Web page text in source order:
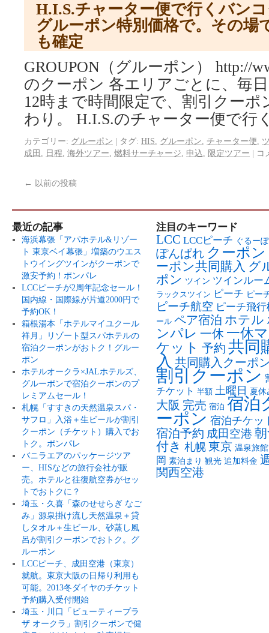
H.I.S.チャーター便で行くバン
グルーポン特別価格で。その場
も確定
GROUPON（グルーポン） http://
のクーポン 各エリアごとに、毎
12時まで時間限定で、割引クーポ
わり。 H.I.S.のチャーター便で
カテゴリー: グルーポン | タグ: HIS グルーポン チャーター便
成田
日程 海外ツアー 燃料サーチャージ 申込 限定ツアー | コ
← 以前の投稿
最近の記事
海浜幕張「アパホテル&リゾー
ト 東京ベイ幕張」増築のウエス
トウイングツインがクーポンで
激安予約！ポンパレ
LCCピーチが2周年記念セール！
国内線・国際線が片道2000円で
予約OK！
箱根湯本「ホテルマイユクール
祥月」リゾート型スパホテルの
宿泊クーポンがおトク！グルー
ポン
ホテルオークラ×JALホテルズ、
グルーポンで宿泊クーポンのプ
レミアムセール！
札幌「すすきの天然温泉スパ・
サフロ」入浴＋生ビールが割引
クーポン（チケット）購入でお
トク。ポンパレ
バニラエアのパッケージツア
ー、HISなどの旅行会社が販
売。ホテルと往復航空券がセッ
トでおトクに？
埼玉・久喜「森のせせらぎ なご
み」源泉掛け流し天然温泉＋貸
しタオル＋生ビール、砂蒸し風
呂が割引クーポンでおトク。グ
ルーポン
LCCピーチ、成田空港（東京）
就航。東京大阪の日帰り利用も
可能。2013冬ダイヤのチケット
予約購入受付開始
埼玉・川口「ビューティープラ
ザ オークラ」割引クーポンで健
注目のキーワード
LCC LCCピーチ ぐるー
ぽんぱれ クーポン
ーポン共同購入 グ
ポン ツイン ツインルー
ラックスツイン ピーチ ピー
ピーチ航空 ピーチ飛行
ール ペア宿泊 ホテル
ンパレ 一休 一休
ケット 予約 共同
入 共同購入クーポ
割引クーポン
チケット 半額 土曜日 夏休
大阪 完売 宿泊 宿泊
ーポン 宿泊チケッ
宿泊予約 成田空港
付き 札幌 東京 温泉旅館
岡 素泊まり 観光 追加料金
関西空港